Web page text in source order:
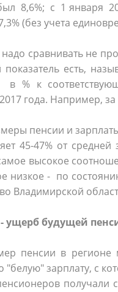
8,6%; с 1 января
(без учета
сравнивать не
есть,
% к
года. Например,
пенсии и
45-47% от
высокое
низкое - по
Владимирской
ущерб будущей
пенсии в
"белую" зарплату, с